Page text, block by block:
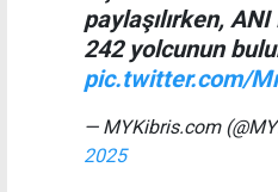
paylaşılırken,
242 yolcunun
pic.twitter.com/
— MYKibris.com
2025